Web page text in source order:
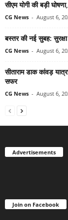
सीएम योगी की बड़ी
CG News - August 6,
बस्तर की नई सुबह:
CG News - August 6,
सीताराम डाक कांवड़
सफर
CG News - August 6,
Advertisements
Join on Facebook